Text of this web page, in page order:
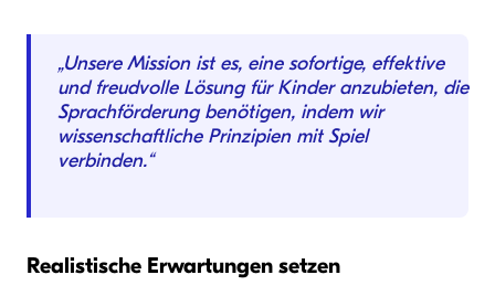
„Unsere Mission ist es, eine sofortige, effektive
und freudvolle Lösung für Kinder anzubieten, die
Sprachförderung benötigen, indem wir
wissenschaftliche Prinzipien mit Spiel
verbinden.“
Realistische Erwartungen setzen